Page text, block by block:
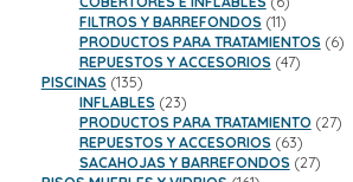
productos
FILTROS Y BARREFONDOS 1111
productos
PRODUCTOS PARA TRATAMIENTOS 66
REPUESTOS Y ACCESORIOS 4747
PISCINAS 135135
productos
INFLABLES 2323
productos
PRODUCTOS PARA TRATAMIENTO 2727
REPUESTOS Y ACCESORIOS 6363
productos
SACAHOJAS Y BARREFONDOS 2727